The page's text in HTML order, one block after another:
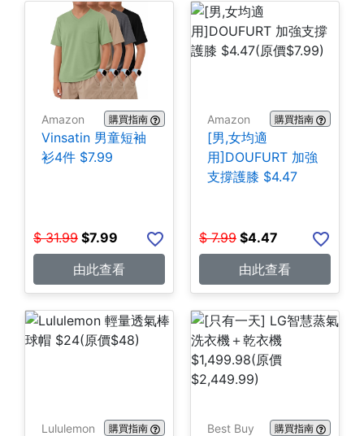
Amazon 購買指南
Vinsatin 男童短袖
衫4件 $7.99
$ 31.99 $7.99
由此查看
Amazon 購買指南
[男,女均適
用]DOUFURT 加強
支撐護膝 $4.47
$ 7.99 $4.47
由此查看
Lululemon 購買指南 Best Buy 購買指南